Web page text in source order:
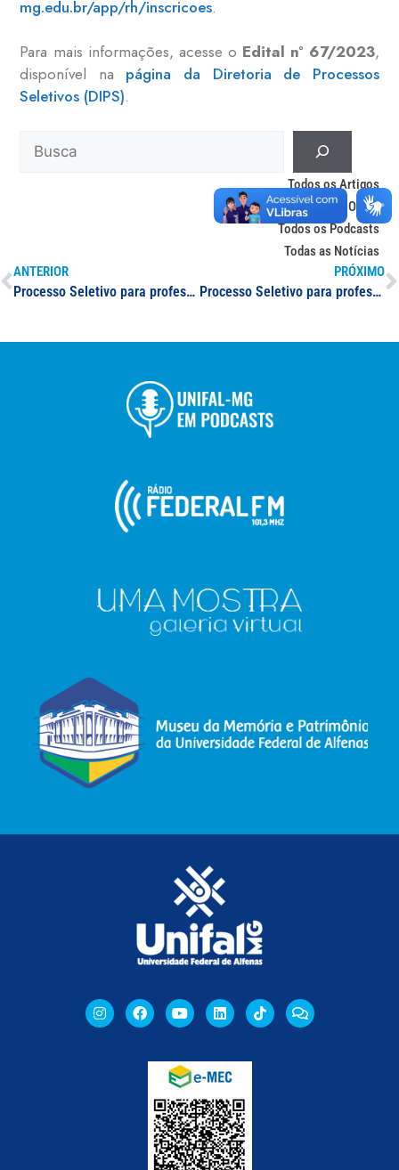
mg.edu.br/app/rh/inscricoes.
Para mais informações, acesse o Edital nº 67/2023,
disponível na página da Diretoria de Processos
Seletivos (DIPS).
Todos os Artigos
Todas as Obras
Todos os Podcasts
Todas as Notícias
ANTERIOR
Processo Seletivo para professor(a) substituto(a): Física
PRÓXIMO
Processo Seletivo para professor(a) substituto(a): Letras